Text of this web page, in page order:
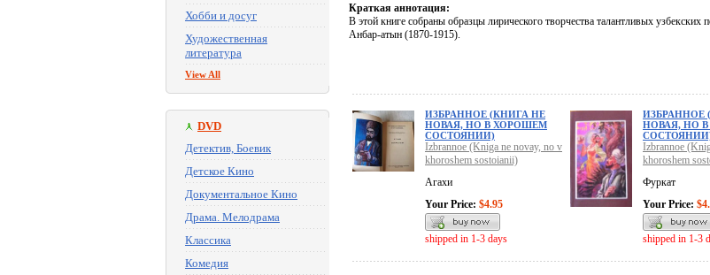
Хобби и досуг
Художественная
литература
View All
DVD
Детектив, Боевик
Детское Кино
Документальное Кино
Драма. Мелодрама
Классика
Комедия
Краткая аннотация:
В этой книге собраны образцы лирического творчества талантливых
Анбар-атын (1870-1915).
ИЗБРАННОЕ (КНИГА НЕ
НОВАЯ, НО В ХОРОШЕМ
СОСТОЯНИИ)
Izbrannoe (Kniga ne novay, no v
khoroshem sostoianii)
Агахи
Your Price: $4.95
shipped in 1-3 days
ИЗБРАННОЕ
НОВАЯ, НО
Izbrannoe
khoroshem
Фуркат
Your Price:
shipped in 1-3